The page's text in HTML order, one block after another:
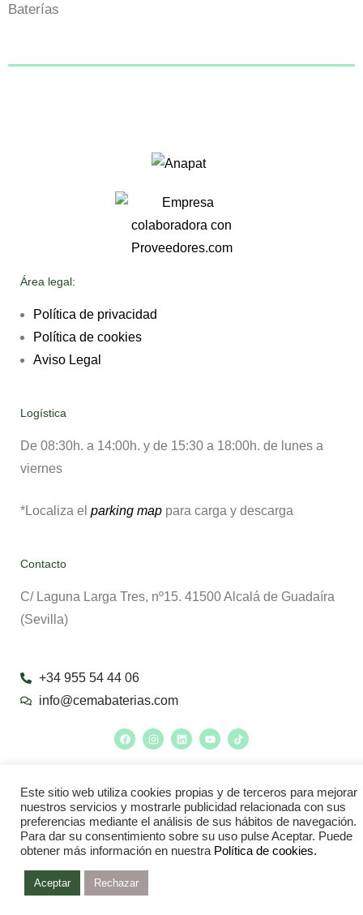
Baterías
Área legal:
Política de privacidad
Política de cookies
Aviso Legal
Logística
De 08:30h. a 14:00h. y de 15:30 a 18:00h. de lunes a
viernes
*Localiza el parking map para carga y descarga
Contacto
C/ Laguna Larga Tres, nº15. 41500 Alcalá de Guadaíra
(Sevilla)
+34 955 54 44 06
info@cemabaterias.com
Este sitio web utiliza cookies propias y de terceros para mejorar
nuestros servicios y mostrarle publicidad relacionada con sus
preferencias mediante el análisis de sus hábitos de navegación.
Para dar su consentimiento sobre su uso pulse Aceptar. Puede
obtener más información en nuestra Política de cookies.
Aceptar Rechazar